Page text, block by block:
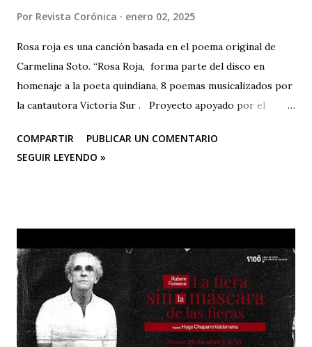
Por Revista Corónica enero 02, 2025
Rosa roja es una canción basada en el poema original de
Carmelina Soto. “Rosa Roja, forma parte del disco en
homenaje a la poeta quindiana, 8 poemas musicalizados por
la cantautora Victoria Sur . Proyecto apoyado por el
Programa Nacional de Concertación Cultural y la Secretaría
de Cultura de la gobernación del Quindío ROSA ROJA
verdura esperanzada y férvida del prado? y ese sufrir de
espinas y dulzura y jardín por alondras clausurado? En tu
clara bondad de miel caliente, sombra casi de fruto
sugerente entre nubes y pájaros soñando. Y en tu llama de
sangre perseguida, indefinidamente indefinida, sigues por
COMPARTIR
PUBLICAR UN COMENTARIO
SEGUIR LEYENDO »